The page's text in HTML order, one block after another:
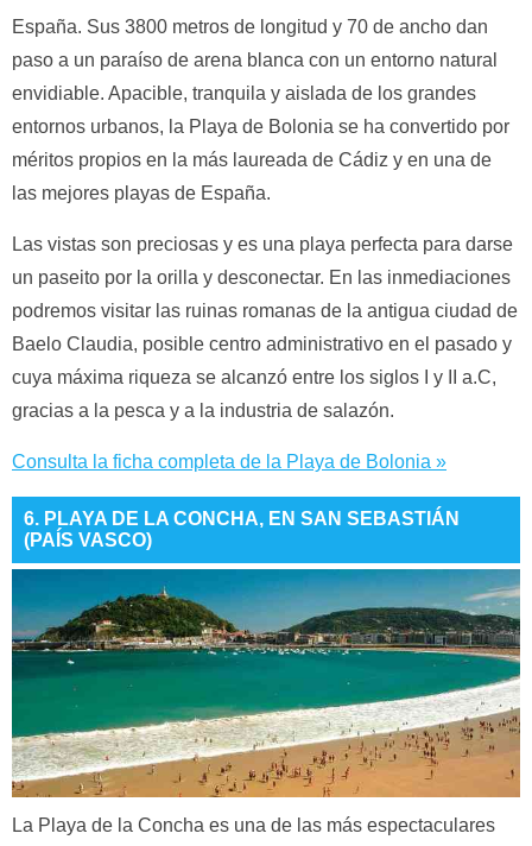
España. Sus 3800 metros de longitud y 70 de ancho dan
paso a un paraíso de arena blanca con un entorno natural
envidiable. Apacible, tranquila y aislada de los grandes
entornos urbanos, la Playa de Bolonia se ha convertido por
méritos propios en la más laureada de Cádiz y en una de
las mejores playas de España.
Las vistas son preciosas y es una playa perfecta para darse
un paseito por la orilla y desconectar. En las inmediaciones
podremos visitar las ruinas romanas de la antigua ciudad de
Baelo Claudia, posible centro administrativo en el pasado y
cuya máxima riqueza se alcanzó entre los siglos I y II a.C,
gracias a la pesca y a la industria de salazón.
Consulta la ficha completa de la Playa de Bolonia »
6. PLAYA DE LA CONCHA, EN SAN SEBASTIÁN
(PAÍS VASCO)
La Playa de la Concha es una de las más espectaculares